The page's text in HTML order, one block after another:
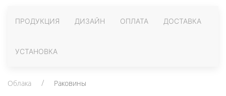
ПРОДУКЦИЯ ДИЗАЙН ОПЛАТА ДОСТАВКА
УСТАНОВКА
Облака Раковины